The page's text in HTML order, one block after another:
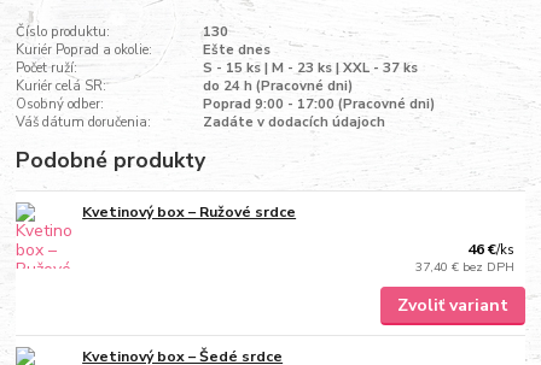
Číslo produktu:
130
Kuriér Poprad a okolie:
Ešte dnes
Počet ruží:
S - 15 ks | M - 23 ks | XXL - 37 ks
Kuriér celá SR:
do 24 h (Pracovné dni)
Osobný odber:
Poprad 9:00 - 17:00 (Pracovné dni)
Váš dátum doručenia:
Zadáte v dodacích údajoch
Podobné produkty
Kvetinový box – Ružové srdce
46 €/ks
37,40 € bez DPH
Zvoliť variant
Kvetinový box – Šedé srdce